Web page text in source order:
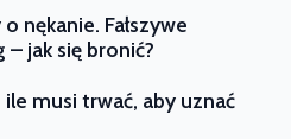
nękanie. Fałszywe
– jak się bronić?
musi trwać, aby uznać